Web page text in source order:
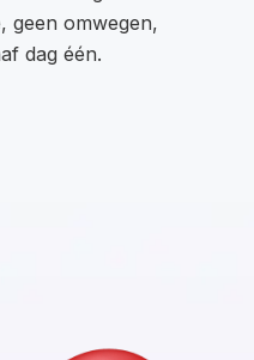
geen omwegen,
dag één.